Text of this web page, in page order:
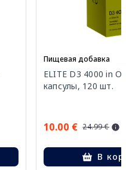
Пищевая добавка
ELITE D3 4000 in
капсулы, 120 шт.
10.00 € 24.99 €
В